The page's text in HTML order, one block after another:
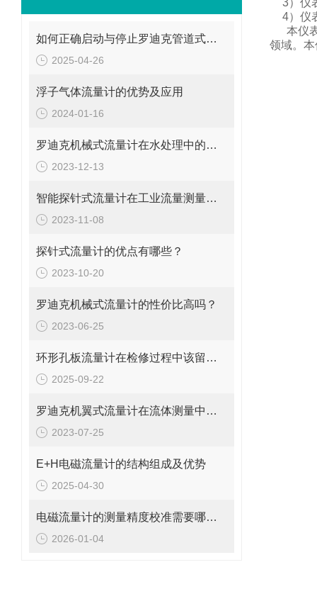
如何正确启动与停止罗迪克管道式流量计？操作要点要牢记
2025-04-26
浮子气体流量计的优势及应用
2024-01-16
罗迪克机械式流量计在水处理中的应用
2023-12-13
智能探针式流量计在工业流量测量中的应用
2023-11-08
探针式流量计的优点有哪些？
2023-10-20
罗迪克机械式流量计的性价比高吗？
2023-06-25
环形孔板流量计在检修过程中该留意的事项
2025-09-22
罗迪克机翼式流量计在流体测量中的重要性
2023-07-25
E+H电磁流量计的结构组成及优势
2025-04-30
电磁流量计的测量精度校准需要哪些工具和设备?
2026-01-04
3）仪
4）仪
本仪
领域。 本